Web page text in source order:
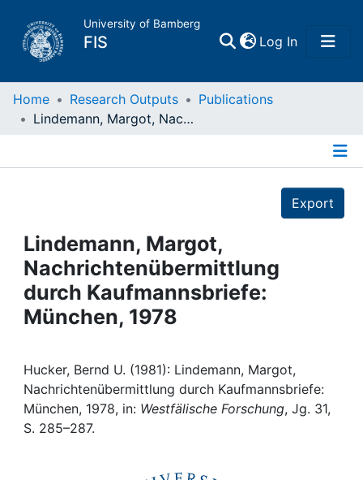
University of Bamberg
FIS Log In(current)
Home
Projects
People
Institutions
Awards
My FIS
Home Research Outputs
Publications
Lindemann, Margot, Nachrichtenübermittlung durch Kaufmannsbriefe: München, 1978
Export
Lindemann, Margot,
Nachrichtenübermittlung
durch Kaufmannsbriefe:
München, 1978
Hucker, Bernd U. (1981): Lindemann, Margot,
Nachrichtenübermittlung durch Kaufmannsbriefe:
München, 1978, in: Westfälische Forschung, Jg. 31,
S. 285–287.